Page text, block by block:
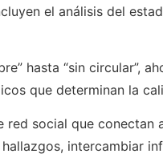
el análisis del
hasta “sin circular”,
que determinan la
social que
intercambiar